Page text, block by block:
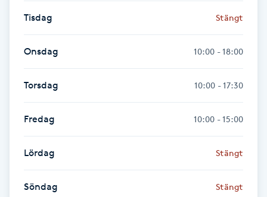
Friskvård
Friskvårdsmassage
Tisdag Stängt
Onsdag 10:00 - 18:00
Torsdag 10:00 - 17:30
Fredag 10:00 - 15:00
Lördag Stängt
Söndag Stängt